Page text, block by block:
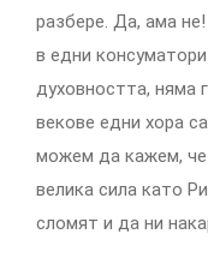
разбере. Да, ама
в едни
духовността, няма
векове едни хора
можем да кажем, че
велика сила като
сломят и да ни